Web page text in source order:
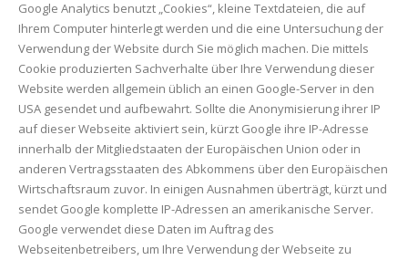
Google Analytics benutzt „Cookies“, kleine Textdateien, die auf
Ihrem Computer hinterlegt werden und die eine Untersuchung der
Verwendung der Website durch Sie möglich machen. Die mittels
Cookie produzierten Sachverhalte über Ihre Verwendung dieser
Website werden allgemein üblich an einen Google-Server in den
USA gesendet und aufbewahrt. Sollte die Anonymisierung ihrer IP
auf dieser Webseite aktiviert sein, kürzt Google ihre IP-Adresse
innerhalb der Mitgliedstaaten der Europäischen Union oder in
anderen Vertragsstaaten des Abkommens über den Europäischen
Wirtschaftsraum zuvor. In einigen Ausnahmen überträgt, kürzt und
sendet Google komplette IP-Adressen an amerikanische Server.
Google verwendet diese Daten im Auftrag des
Webseitenbetreibers, um Ihre Verwendung der Webseite zu